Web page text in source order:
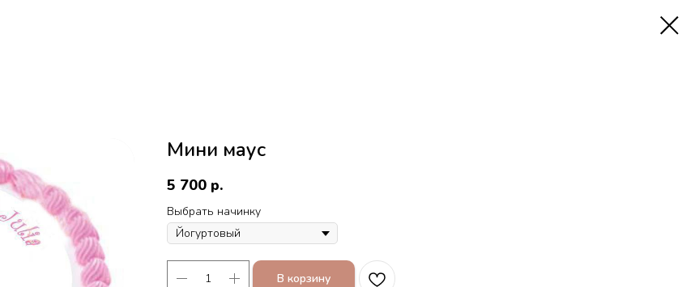
Мини маус
5 700 р.
Выбрать начинку
В корзину